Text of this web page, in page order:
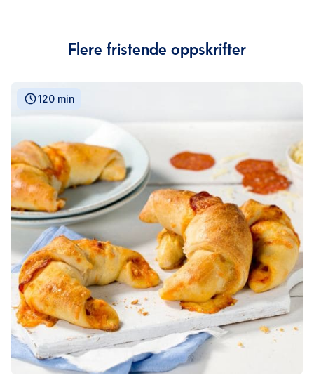
Flere fristende oppskrifter
120 min